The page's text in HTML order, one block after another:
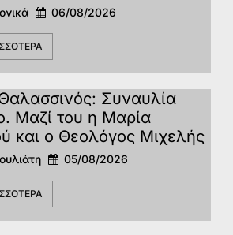
06/08/2026
Συναυλία
Μαζί του η Μαρία
και ο Θεολόγος Μιχελής
05/08/2026